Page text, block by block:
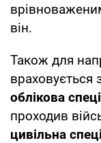
він.
Також для
враховується
облікова
проходив
цивільна